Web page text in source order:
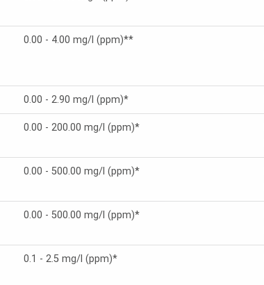
0.00 - 4.00 mg/l (ppm)**
0.00 - 2.90 mg/l (ppm)*
0.00 - 200.00 mg/l (ppm)*
0.00 - 500.00 mg/l (ppm)*
0.00 - 500.00 mg/l (ppm)*
0.1 - 2.5 mg/l (ppm)*